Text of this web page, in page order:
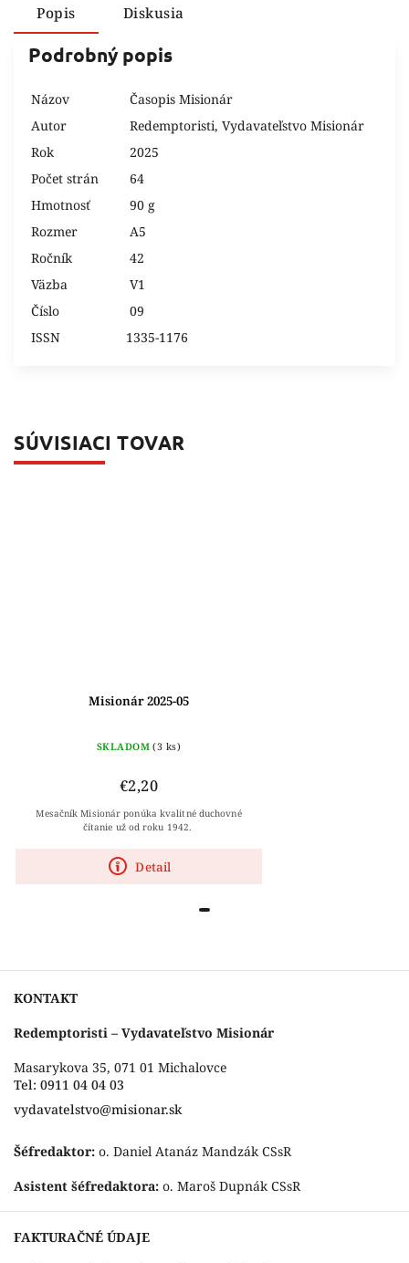
Popis Diskusia
Podrobný popis
Názov
Časopis Misionár
Autor
Redemptoristi, Vydavateľstvo Misionár
Rok
2025
Počet strán
64
Hmotnosť
90 g
Rozmer
A5
Ročník
42
Väzba
V1
Číslo
09
ISSN
1335-1176
SÚVISIACI TOVAR
Misionár 2025-05
SKLADOM (3 ks)
€2,20
Detail
Mesačník Misionár ponúka kvalitné duchovné
čítanie už od roku 1942.
KONTAKT
Redemptoristi – Vydavateľstvo Misionár
Masarykova 35, 071 01 Michalovce
Tel: 0911 04 04 03
vydavatelstvo@misionar.sk
Šéfredaktor: o. Daniel Atanáz Mandzák CSsR
Asistent šéfredaktora: o. Maroš Dupnák CSsR
FAKTURAČNÉ ÚDAJE